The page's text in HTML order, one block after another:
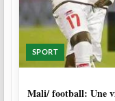
SPORT
Mali/ football: Une